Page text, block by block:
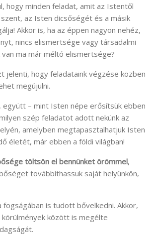
hogy minden feladat, amit az Istentől
az Isten dicsőségét és a másik
Akkor is, ha az éppen nagyon nehéz,
nincs elismertsége vagy társadalmi
ma már méltó elismertsége?
jelenti, hogy feladataink végzése közben
megújulni.
együtt – mint Isten népe erősítsük ebben
szép feladatot adott nekünk az
amelyben megtapasztalhatjuk Isten
életét, már ebben a földi világban!
töltsön el bennünket örömmel,
továbbíthassuk saját helyünkön,
fogságában is tudott bővelkedni. Akkor,
között is megélte